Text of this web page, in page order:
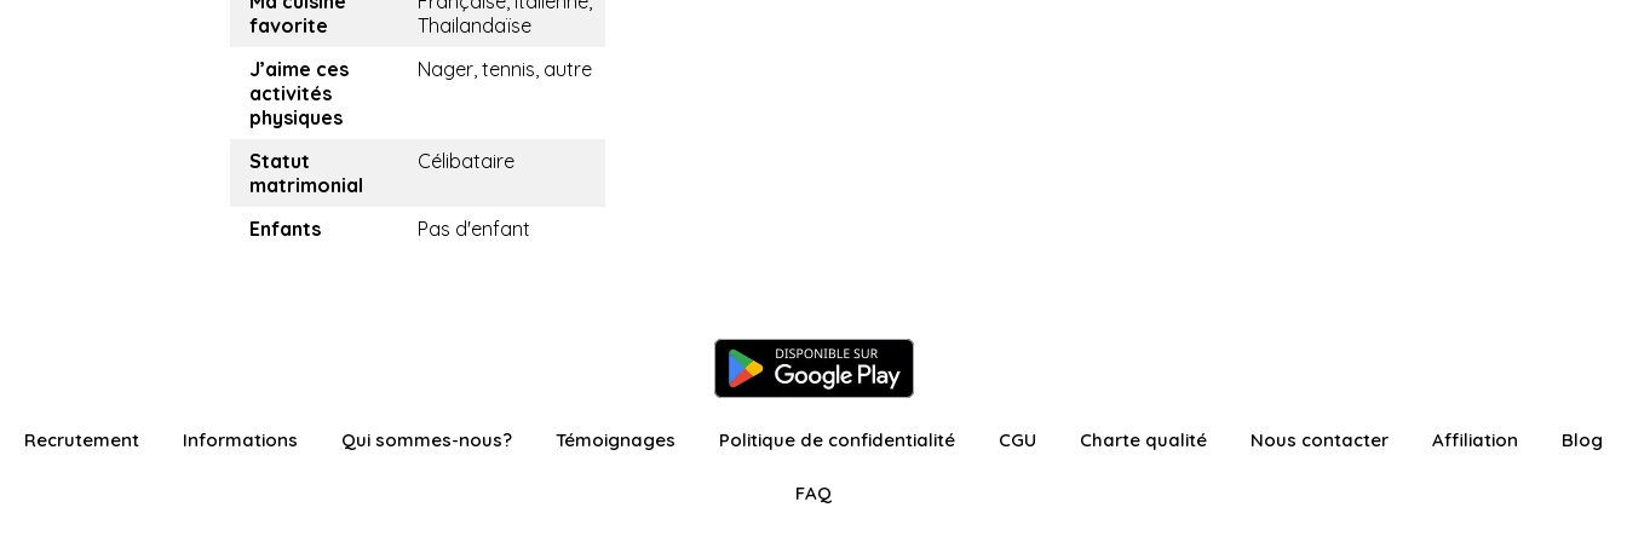
favorite
Thailandaïse
J’aime ces
activités
physiques
Nager, tennis, autre
Statut
matrimonial
Célibataire
Enfants Pas d'enfant
Recrutement Informations Qui sommes-nous? Témoignages Politique de confidentialité CGU Charte qualité Nous contacter Affiliation Blog
FAQ